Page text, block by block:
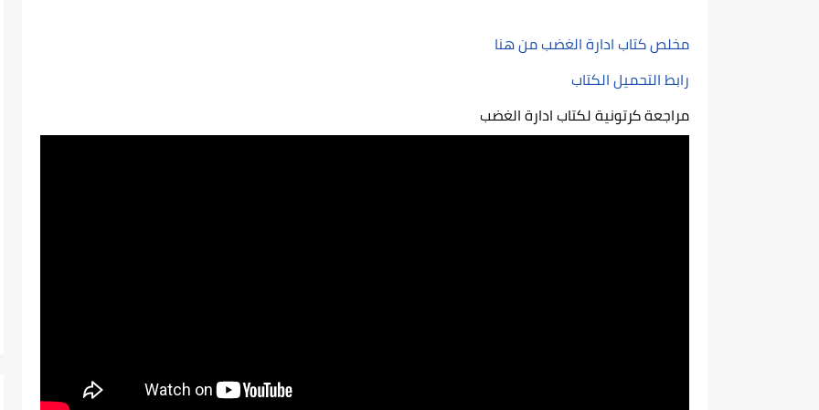
مخلص كتاب ادارة الغضب من هنا
رابط التحميل الكتاب
مراجعة كرتونية لكتاب ادارة الغضب